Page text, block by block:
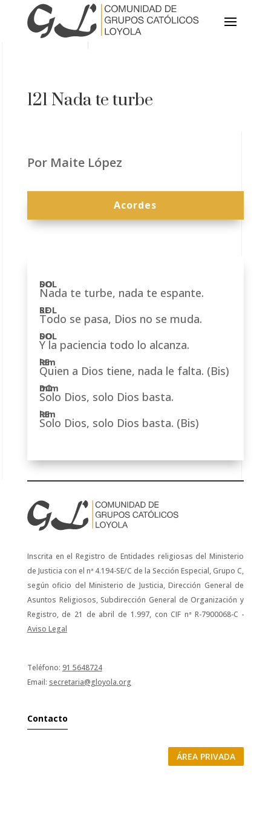
121 Nada te turbe
Por Maite López
Acordes
Nada te turbe, nada te espante.
Todo se pasa, Dios no se muda.
Y la paciencia todo lo alcanza.
Quien a Dios tiene, nada le falta. (Bis)
Solo Dios, solo Dios basta.
Solo Dios, solo Dios basta. (Bis)
Inscrita en el Registro de Entidades religiosas del Ministerio
de Justicia con el nª 4.194-SE/C de la Sección Especial, Grupo C,
según oficio del Ministerio de Justicia, Dirección General de
Asuntos Religiosos, Subdirección General de Organización y
Registro, de 21 de abril de 1.997, con CIF nª R-7900068-C -
Aviso Legal
Teléfono: 91 5648724
Email: secretaria@gloyola.org
Contacto
ÁREA PRIVADA